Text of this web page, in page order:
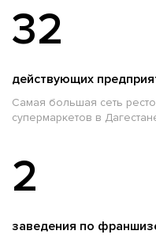
32
действующих
Самая большая сеть
супермаркетов в
2
заведения по